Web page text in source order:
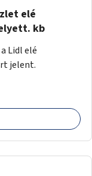
elé
kb
Lidl elé
jelent.